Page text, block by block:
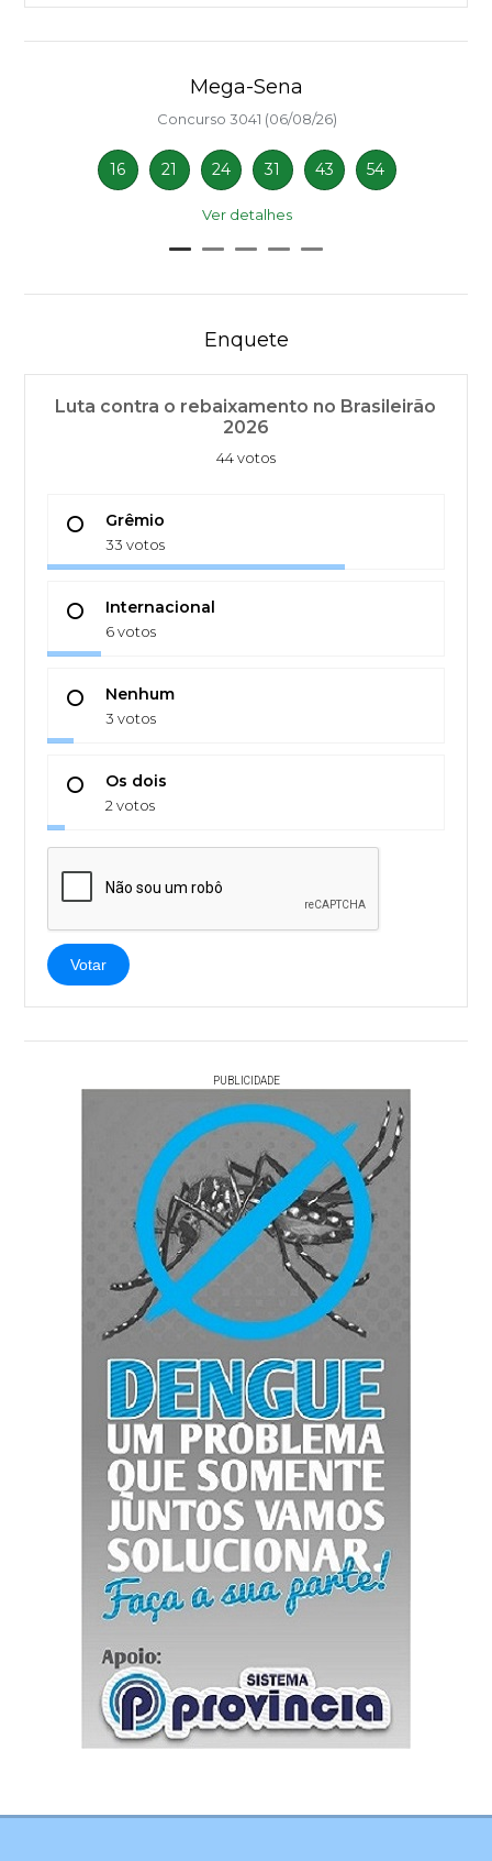
Mega-Sena
Concurso 3041 (06/08/26)
16 21 24 31 43 54
Ver detalhes
Enquete
Luta contra o rebaixamento no Brasileirão
2026
44 votos
Grêmio
33 votos
Internacional
6 votos
Nenhum
3 votos
Os dois
2 votos
Votar
PUBLICIDADE